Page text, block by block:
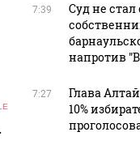
E
7:39
Суд не
напротив
7:27
Глава
10%